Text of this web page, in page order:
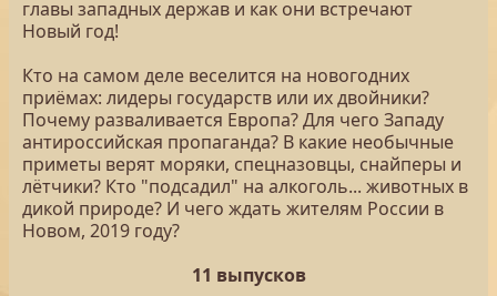
главы западных держав и как они встречают
Новый год!
Кто на самом деле веселится на новогодних
приёмах: лидеры государств или их двойники?
Почему разваливается Европа? Для чего Западу
антироссийская пропаганда? В какие необычные
приметы верят моряки, спецназовцы, снайперы и
лётчики? Кто "подсадил" на алкоголь... животных в
дикой природе? И чего ждать жителям России в
Новом, 2019 году?
11 выпусков